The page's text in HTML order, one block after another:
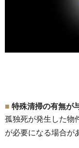
特殊清掃の有無が
孤独死が発生した物
が必要になる場合が